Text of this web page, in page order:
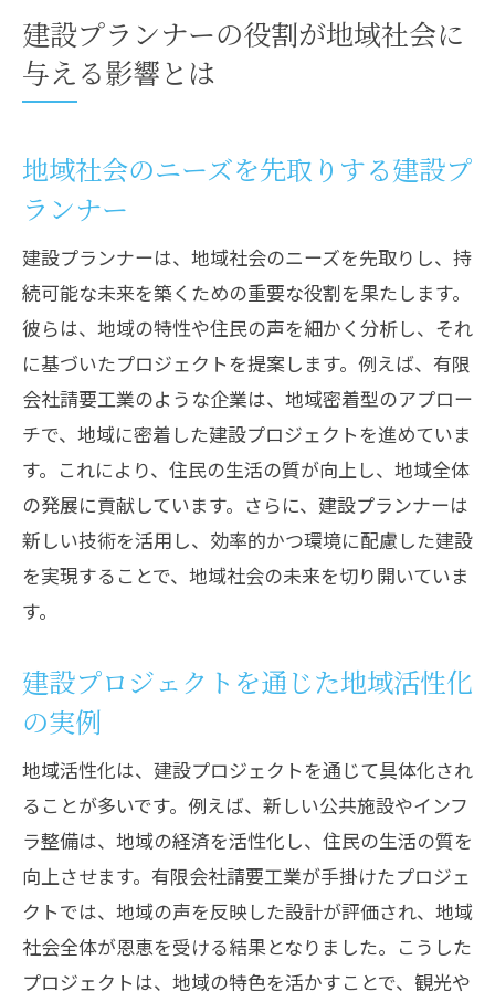
地方自治体との連携による社会基盤の強
化
建設プランナーが地域コミュニティに提
地域住民の意見を反映した建設計画の重
要性
持続可能な未来を見据えた建設プランナーの
挑戦
環境に配慮した建設手法の採用
再生可能エネルギーの導入による持続可
能性の向上
建設プランナーが取り組むカーボンニュ
ートラル施策
地域資源を活用した建設プロジェクトの
持続可能な都市デザインにおけるプラン
地域密着型の建設プロジェクトがもたらす利
点
地域経済の活性化に貢献するプロジェク
ト
雇用創出と人材育成の相乗効果
地域独自の文化を反映した建築デザイン
建設プランナーの役割が地域社会に
与える影響とは
地域社会のニーズを先取りする建設プ
ランナー
建設プランナーは、地域社会のニーズを先取りし、持
続可能な未来を築くための重要な役割を果たします。
彼らは、地域の特性や住民の声を細かく分析し、それ
に基づいたプロジェクトを提案します。例えば、有限
会社請要工業のような企業は、地域密着型のアプロー
チで、地域に密着した建設プロジェクトを進めていま
す。これにより、住民の生活の質が向上し、地域全体
の発展に貢献しています。さらに、建設プランナーは
新しい技術を活用し、効率的かつ環境に配慮した建設
を実現することで、地域社会の未来を切り開いていま
す。
建設プロジェクトを通じた地域活性化
の実例
地域活性化は、建設プロジェクトを通じて具体化され
ることが多いです。例えば、新しい公共施設やインフ
ラ整備は、地域の経済を活性化し、住民の生活の質を
向上させます。有限会社請要工業が手掛けたプロジェ
クトでは、地域の声を反映した設計が評価され、地域
社会全体が恩恵を受ける結果となりました。こうした
プロジェクトは、地域の特色を活かすことで、観光や